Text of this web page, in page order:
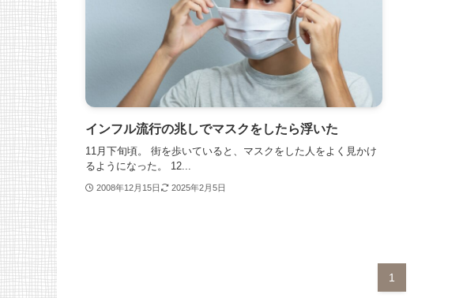
インフル流行の兆しでマスクをしたら浮いた
11月下旬頃。 街を歩いていると、マスクをした人をよく見かけ
るようになった。 12...
2008年12月15日 2025年2月5日
1